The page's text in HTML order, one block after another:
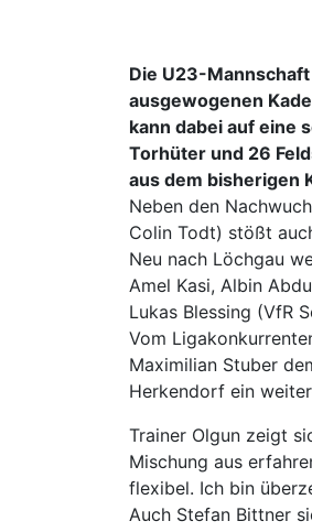
Die U23-
ausgewogenen
kann dabei auf eine
Torhüter und 26
aus dem bisherigen
Neben den
Colin Todt) stößt
Neu nach Löchgau
Amel Kasi, Albin
Lukas Blessing (VfR
Vom
Maximilian Stuber
Herkendorf ein
Trainer Olgun zeigt
Mischung aus
flexibel. Ich bin
Auch Stefan Bittner